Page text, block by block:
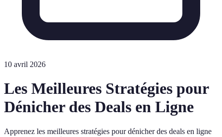
10 avril 2026
Les Meilleures Stratégies pour
Dénicher des Deals en Ligne
Apprenez les meilleures stratégies pour dénicher des deals en ligne